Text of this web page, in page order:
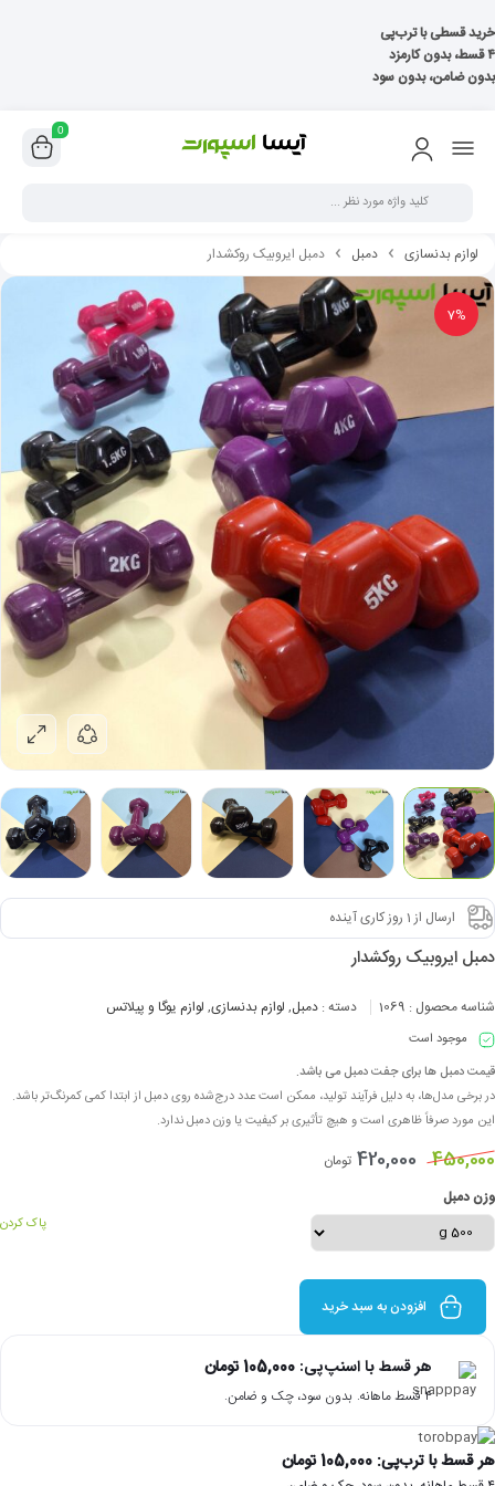
خرید قسطی با ترب‌پی
۴ قسط، بدون کارمزد
بدون ضامن، بدون سود
0
لوازم بدنسازی دمبل دمبل ایروبیک روکشدار
7%
ارسال از 1 روز کاری آینده
دمبل ایروبیک روکشدار
شناسه محصول : 1069 دسته : دمبل, لوازم بدنسازی, لوازم یوگا و پیلاتس
موجود است
قیمت دمبل ها برای جفت دمبل می باشد.
در برخی مدل‌ها، به دلیل فرآیند تولید، ممکن است عدد درج‌شده روی دمبل از ابتدا کمی کمرنگ‌تر باشد.
این مورد صرفاً ظاهری است و هیچ تأثیری بر کیفیت یا وزن دمبل ندارد.
450,000
420,000 تومان
وزن دمبل
پاک کردن
افزودن به سبد خرید
هر قسط با اسنپ‌پی: 105,000تومان
۴ قسط ماهانه. بدون سود، چک و ضامن.
هر قسط با ترب‌پی: 105,000تومان